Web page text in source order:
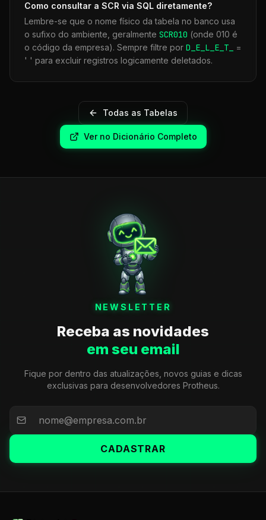
Como consultar a SCR via SQL diretamente?
Lembre-se que o nome físico da tabela no banco usa
o sufixo do ambiente, geralmente SCR010 (onde 010 é
o código da empresa). Sempre filtre por D_E_L_E_T_
=
' ' para excluir registros logicamente deletados.
Todas as Tabelas
Ver no Dicionário Completo
NEWSLETTER
Receba as novidades
em seu email
Fique por dentro das atualizações, novos guias e dicas
exclusivas para desenvolvedores Protheus.
CADASTRAR